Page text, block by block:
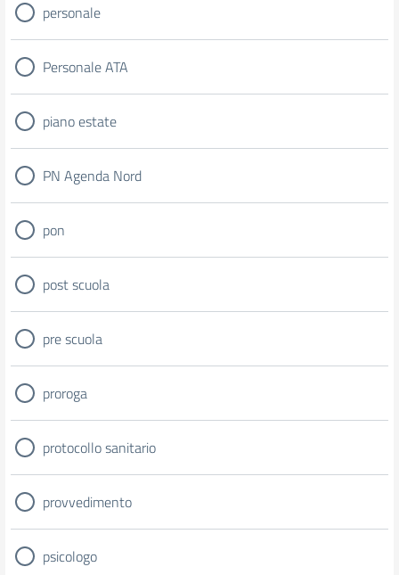
personale
Personale ATA
piano estate
PN Agenda Nord
pon
post scuola
pre scuola
proroga
protocollo sanitario
provvedimento
psicologo